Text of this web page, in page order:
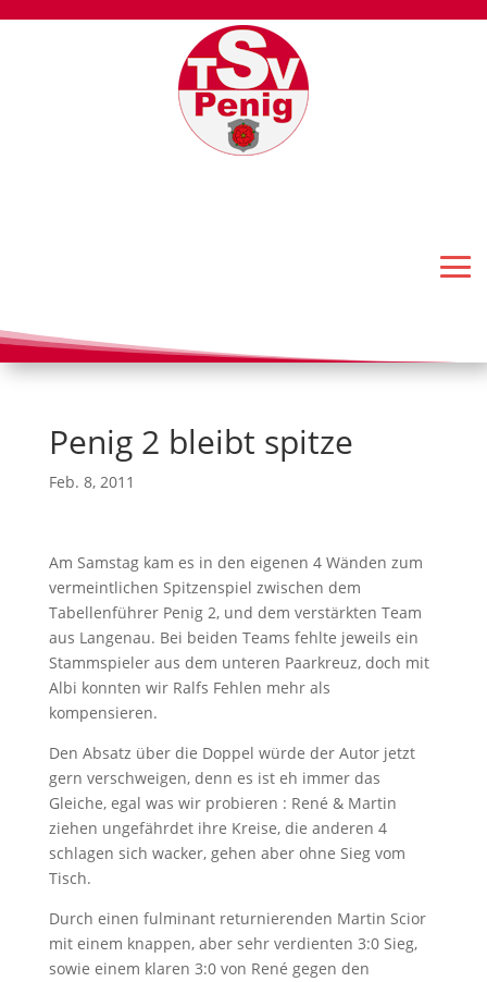
Penig 2 bleibt spitze
Feb. 8, 2011
Am Samstag kam es in den eigenen 4 Wänden zum
vermeintlichen Spitzenspiel zwischen dem
Tabellenführer Penig 2, und dem verstärkten Team
aus Langenau. Bei beiden Teams fehlte jeweils ein
Stammspieler aus dem unteren Paarkreuz, doch mit
Albi konnten wir Ralfs Fehlen mehr als
kompensieren.
Den Absatz über die Doppel würde der Autor jetzt
gern verschweigen, denn es ist eh immer das
Gleiche, egal was wir probieren : René & Martin
ziehen ungefährdet ihre Kreise, die anderen 4
schlagen sich wacker, gehen aber ohne Sieg vom
Tisch.
Durch einen fulminant returnierenden Martin Scior
mit einem knappen, aber sehr verdienten 3:0 Sieg,
sowie einem klaren 3:0 von René gegen den